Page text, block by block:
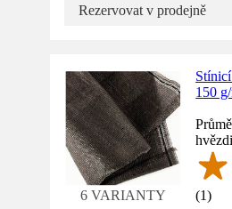
Rezervovat v prodejně
6 VARIANTY
150
(1)